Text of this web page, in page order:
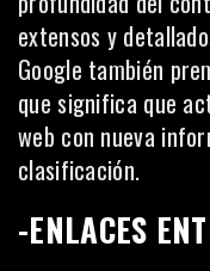
extensos y
Google también
que significa que
web con nueva
clasificación.
-ENLACES